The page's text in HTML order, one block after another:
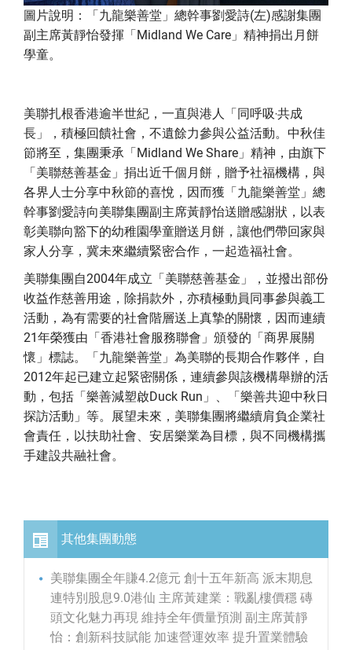
圖片說明：「九龍樂善堂」總幹事劉愛詩(左)感謝集團
副主席黃靜怡發揮「Midland We Care」精神捐出月餅
學童。
美聯扎根香港逾半世紀，一直與港人「同呼吸‧共成
長」，積極回饋社會，不遺餘力參與公益活動。中秋佳
節將至，集團秉承「Midland We Share」精神，由旗下
「美聯慈善基金」捐出近千個月餅，贈予社福機構，與
各界人士分享中秋節的喜悅，因而獲「九龍樂善堂」總
幹事劉愛詩向美聯集團副主席黃靜怡送贈感謝狀，以表
彰美聯向豁下的幼稚園學童贈送月餅，讓他們帶回家與
家人分享，冀未來繼續緊密合作，一起造福社會。
美聯集團自2004年成立「美聯慈善基金」，並撥出部份
收益作慈善用途，除捐款外，亦積極動員同事參與義工
活動，為有需要的社會階層送上真摯的關懷，因而連續
21年榮獲由「香港社會服務聯會」頒發的「商界展關
懷」標誌。「九龍樂善堂」為美聯的長期合作夥伴，自
2012年起已建立起緊密關係，連續參與該機構舉辦的活
動，包括「樂善減塑啟Duck Run」、「樂善共迎中秋日
探訪活動」等。展望未來，美聯集團將繼續肩負企業社
會責任，以扶助社會、安居樂業為目標，與不同機構攜
手建設共融社會。
其他集團動態
美聯集團全年賺4.2億元 創十五年新高 派末期息
連特別股息9.0港仙 主席黃建業：戰亂樓價穩 磚
頭文化魅力再現 維持全年價量預測 副主席黃靜
怡：創新科技賦能 加速營運效率 提升置業體驗